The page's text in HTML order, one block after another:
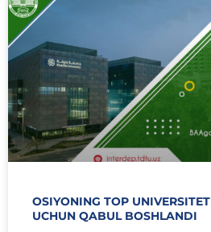
OSIYONING TOP
UCHUN QABUL BOSHLANDI